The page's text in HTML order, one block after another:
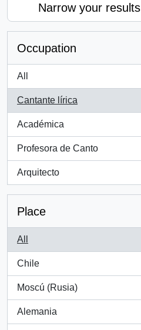
Narrow your
Occupation
All
Cantante lírica
, 10 results
Académica
, 1 results
Profesora de Canto
, 1 results
Arquitecto
, 1 results
Place
All
Chile
, 5 results
Moscú (Rusia)
, 1 results
Alemania
, 1 results